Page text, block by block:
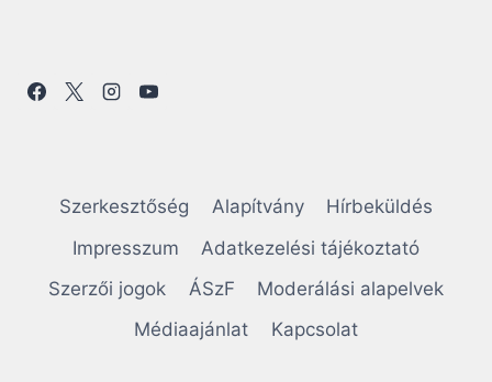
Szerkesztőség Alapítvány
Hírbeküldés
Impresszum
Adatkezelési tájékoztató
Szerzői jogok
ÁSzF
Moderálási alapelvek
Médiaajánlat
Kapcsolat